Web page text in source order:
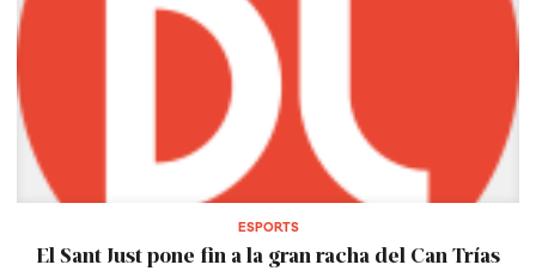
ESPORTS
El Sant Just pone fin a la gran racha del Can Trías